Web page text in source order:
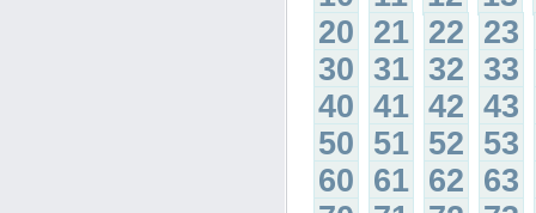
20 21 22 23
30 31 32 33
40 41 42 43
50 51 52 53
60 61 62 63